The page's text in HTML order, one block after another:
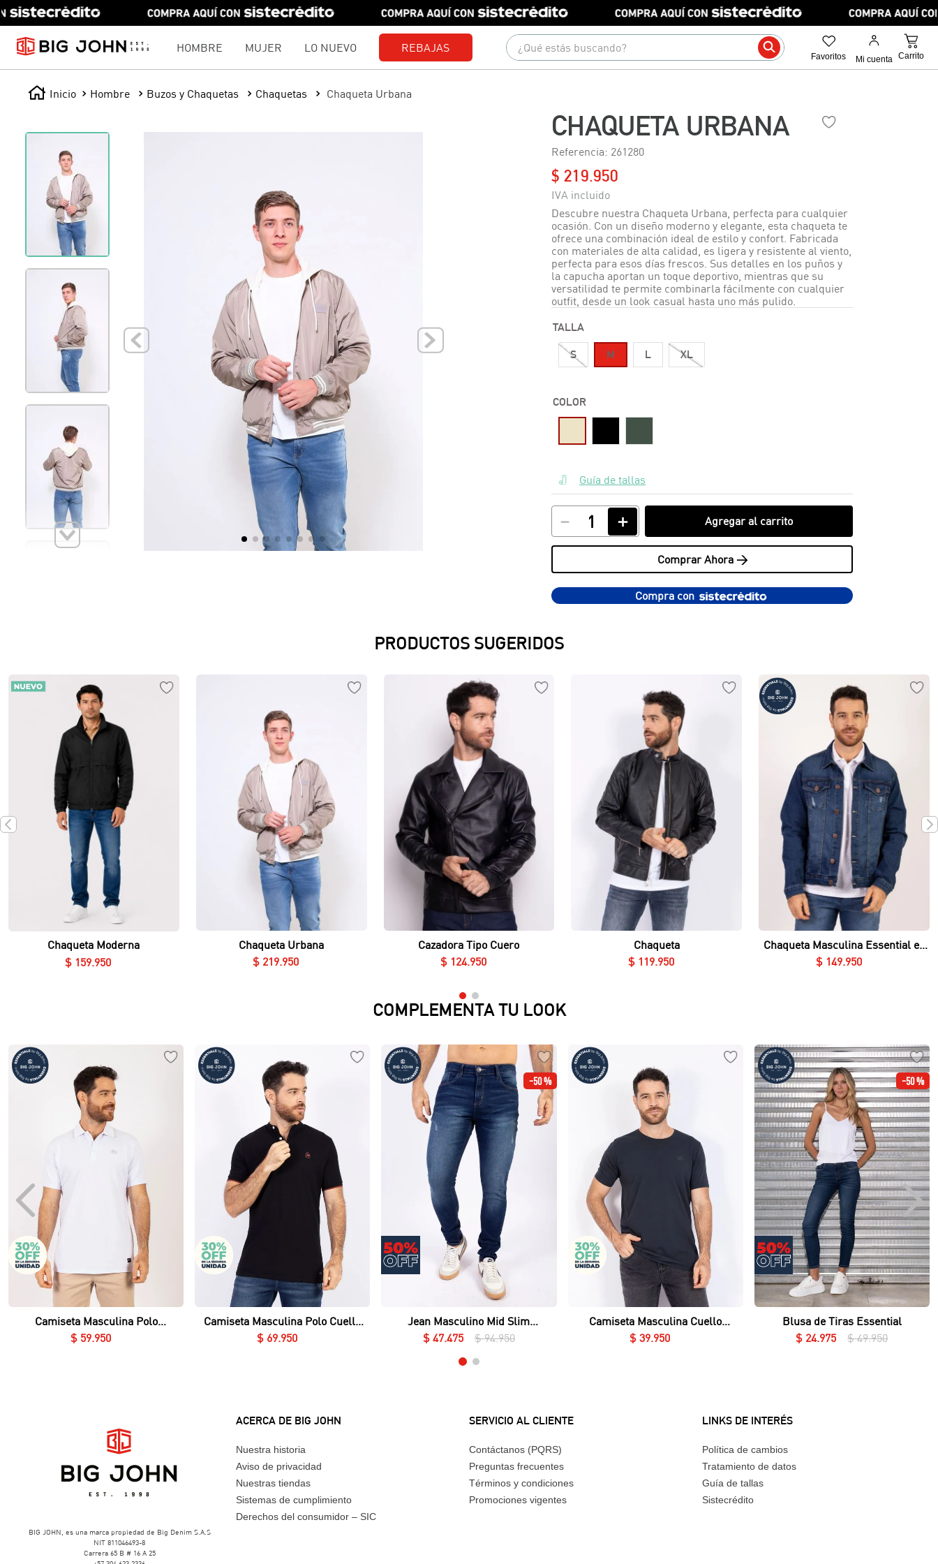
HOMBRE MUJER LO NUEVO REBAJAS
¿Qué estás buscando?
Hombre Buzos y Chaquetas Chaquetas Chaqueta Urbana
CHAQUETA URBANA
Referencia: 261280
$ 219.950
Descubre nuestra Chaqueta Urbana, perfecta para cualquier
ocasión. Con un diseño moderno y elegante, esta chaqueta te
ofrece una combinación ideal de estilo y confort. Fabricada
con materiales de alta calidad, es ligera y resistente al viento,
perfecta para esos días frescos. Sus detalles en los puños y
la capucha aportan un toque deportivo, mientras que su
versatilidad te permite combinarla fácilmente con cualquier
outfit, desde un look casual hasta uno más pulido.
TALLA
S M L XL
COLOR
Guía de tallas
＋
－ Agregar al carrito
Comprar Ahora >
Compra con
PRODUCTOS SUGERIDOS
Vista rápida
Chaqueta Moderna
$ 159 950
Vista rápida
Chaqueta Urbana
$ 219.950
Vista rápida
Cazadora Tipo Cuero
$ 124.950
Vista rápida
Chaqueta
$ 119.950
Vista rápida
Chaqueta Masculina Essential en
Denim
$ 149.950
COMPLEMENTA TU LOOK
Vista rápida
Camiseta Masculina Polo
Essential en Piqué Lycrado
$ 59.950
Vista rápida
Camiseta Masculina Polo Cuello
Nerú Essential en Piqué Lycrado
$ 69.950
-50 %
Vista rápida
Jean Masculino Mid Slim
Essential
$ 47.475 $ 94.950
Vista rápida
Camiseta Masculina Cuello
$ 39.950
-50 %
Vista rápida
Blusa de Tiras Essential
$ 24.975 $ 49.950
BIG JOHN, es una marca propiedad de Big Denim S.A.S
NIT 811046493-8
Carrera 65 B # 16 A 25
ACERCA DE BIG JOHN
Nuestra historia
Aviso de privacidad
Nuestras tiendas
Sistemas de cumplimiento
Derechos del consumidor – SIC
SERVICIO AL CLIENTE
Contáctanos (PQRS)
Preguntas frecuentes
Términos y condiciones
Promociones vigentes
LINKS DE INTERÉS
Política de cambios
Tratamiento de datos
Guía de tallas
Sistecrédito